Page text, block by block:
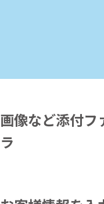
画像など添付フ
ラ